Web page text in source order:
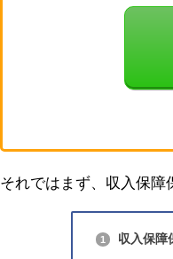
それではまず、収入保障
1 収入保障